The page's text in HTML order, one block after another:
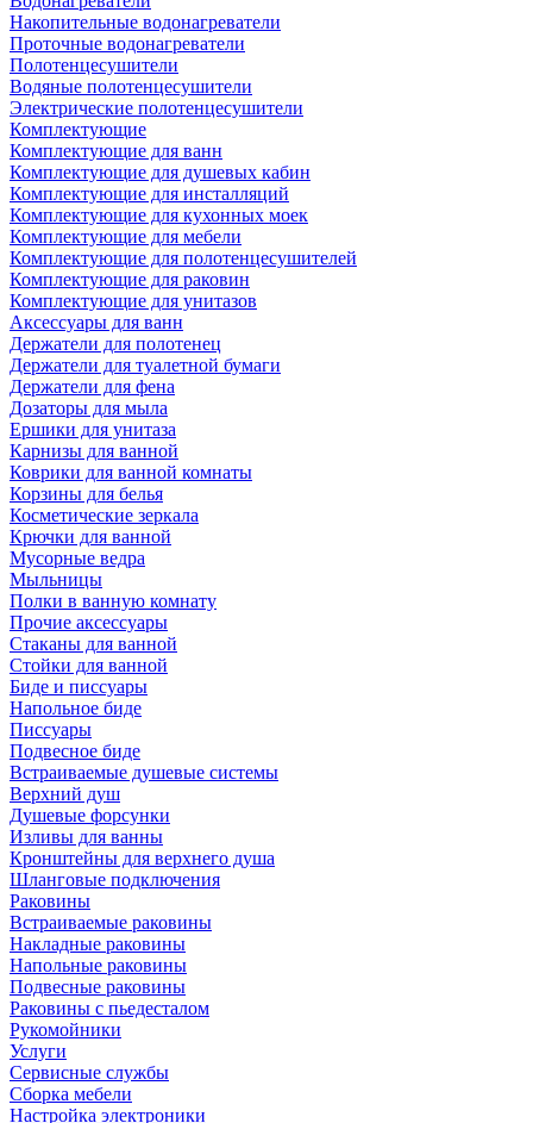
Накопительные водонагреватели
Проточные водонагреватели
Полотенцесушители
Водяные полотенцесушители
Электрические полотенцесушители
Комплектующие
Комплектующие для ванн
Комплектующие для душевых кабин
Комплектующие для инсталляций
Комплектующие для кухонных моек
Комплектующие для мебели
Комплектующие для полотенцесушителей
Комплектующие для раковин
Комплектующие для унитазов
Аксессуары для ванн
Держатели для полотенец
Держатели для туалетной бумаги
Держатели для фена
Дозаторы для мыла
Ершики для унитаза
Карнизы для ванной
Коврики для ванной комнаты
Корзины для белья
Косметические зеркала
Крючки для ванной
Мусорные ведра
Мыльницы
Полки в ванную комнату
Прочие аксессуары
Стаканы для ванной
Стойки для ванной
Биде и писсуары
Напольное биде
Писсуары
Подвесное биде
Встраиваемые душевые системы
Верхний душ
Душевые форсунки
Изливы для ванны
Кронштейны для верхнего душа
Шланговые подключения
Раковины
Встраиваемые раковины
Накладные раковины
Напольные раковины
Подвесные раковины
Раковины с пьедесталом
Рукомойники
Услуги
Сервисные службы
Сборка мебели
Настройка электроники